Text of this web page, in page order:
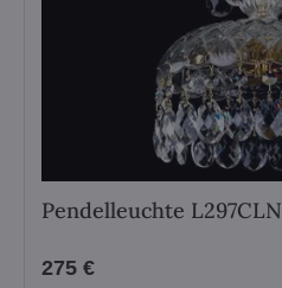
Pendelleuchte L297CLN
275 €